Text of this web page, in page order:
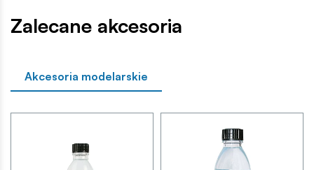
Zalecane akcesoria
Akcesoria modelarskie